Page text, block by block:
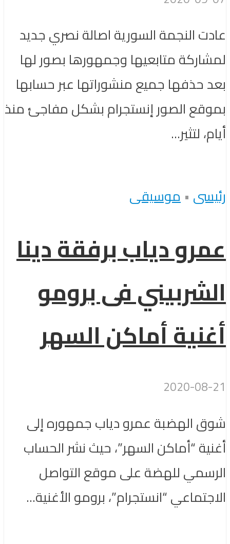
عادت النجمة السورية اصالة نصري جديد
لمشاركة متابعيها وجمهورها بصور لها
بعد حذفها جميع منشوراتها عبر حسابها
بموقع الصور إنستجرام بشكل مفاجئ منذ
أيام، لتثير...
رئيسى •موسيقى
عمرو دياب برفقة دينا
الشربيني فى برومو
أغنية أماكن السهر
2020-08-21
شوق الهضبة عمرو دياب جمهوره إلى
أغنية “أماكن السهر”، حيث نشر الحساب
الرسمي للهضة على موقع التواصل
الاجتماعي “انستجرام”، برومو الأغنية...